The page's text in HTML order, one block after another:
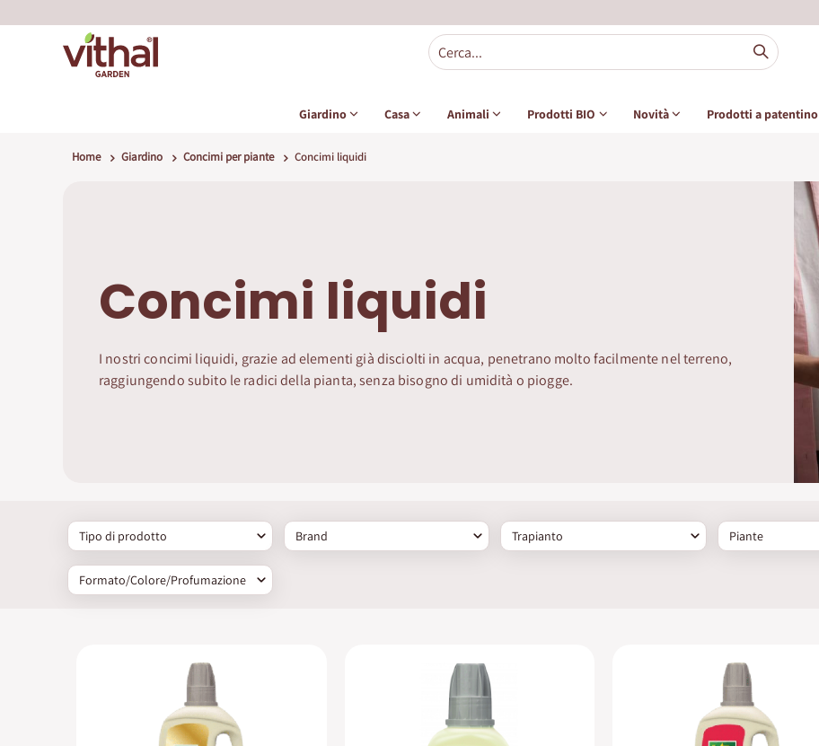
Giardino Casa Animali Prodotti BIO Novità Prodotti a patentino
Home Giardino Concimi per piante Concimi liquidi
Concimi liquidi
I nostri concimi liquidi, grazie ad elementi già disciolti in acqua, penetrano molto facilmente nel terreno,
raggiungendo subito le radici della pianta, senza bisogno di umidità o piogge.
Tipo di prodotto Brand Trapianto Piante
Formato/Colore/Profumazione